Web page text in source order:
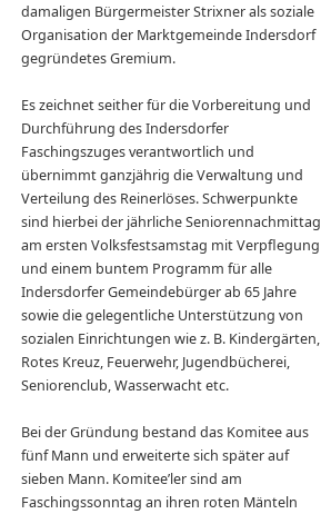
damaligen Bürgermeister Strixner als soziale
Organisation der Marktgemeinde Indersdorf
gegründetes Gremium.
Es zeichnet seither für die Vorbereitung und
Durchführung des Indersdorfer
Faschingszuges verantwortlich und
übernimmt ganzjährig die Verwaltung und
Verteilung des Reinerlöses. Schwerpunkte
sind hierbei der jährliche Seniorennachmittag
am ersten Volksfestsamstag mit Verpflegung
und einem buntem Programm für alle
Indersdorfer Gemeindebürger ab 65 Jahre
sowie die gelegentliche Unterstützung von
sozialen Einrichtungen wie z. B. Kindergärten,
Rotes Kreuz, Feuerwehr, Jugendbücherei,
Seniorenclub, Wasserwacht etc.
Bei der Gründung bestand das Komitee aus
fünf Mann und erweiterte sich später auf
sieben Mann. Komitee’ler sind am
Faschingssonntag an ihren roten Mänteln